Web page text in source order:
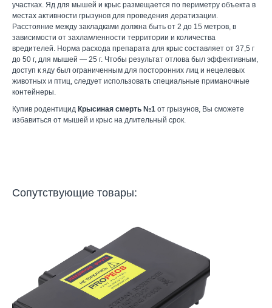
участках. Яд для мышей и крыс размещается по периметру объекта в
местах активности грызунов для проведения дератизации.
Расстояние между закладками должна быть от 2 до 15 метров, в
зависимости от захламленности территории и количества
вредителей. Норма расхода препарата для крыс составляет от 37,5 г
до 50 г, для мышей — 25 г. Чтобы результат отлова был эффективным,
доступ к яду был ограниченным для посторонних лиц и нецелевых
животных и птиц, следует использовать специальные приманочные
контейнеры.
Купив родентицид Крысиная смерть №1 от грызунов, Вы сможете
избавиться от мышей и крыс на длительный срок.
Сопутствующие товары: